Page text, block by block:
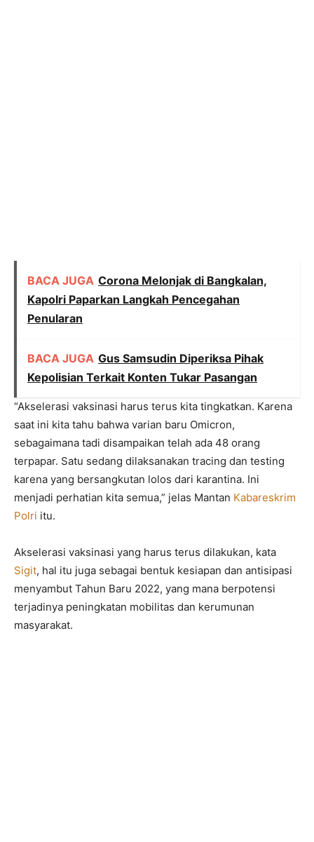
BACA JUGA Corona Melonjak di Bangkalan,
Kapolri Paparkan Langkah Pencegahan
Penularan
BACA JUGA Gus Samsudin Diperiksa Pihak
Kepolisian Terkait Konten Tukar Pasangan
“Akselerasi vaksinasi harus terus kita tingkatkan. Karena
saat ini kita tahu bahwa varian baru Omicron,
sebagaimana tadi disampaikan telah ada 48 orang
terpapar. Satu sedang dilaksanakan tracing dan testing
karena yang bersangkutan lolos dari karantina. Ini
menjadi perhatian kita semua,” jelas Mantan Kabareskrim
Polri itu.
Akselerasi vaksinasi yang harus terus dilakukan, kata
Sigit, hal itu juga sebagai bentuk kesiapan dan antisipasi
menyambut Tahun Baru 2022, yang mana berpotensi
terjadinya peningkatan mobilitas dan kerumunan
masyarakat.